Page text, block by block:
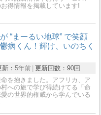
得情報を掲載しています!
“まーるい地球” で笑顔
病くん！輝け、いのちく
新： 5年前 更新回数： 90回
を抱きました。アフリカ、ア
村への旅で学び得続けてる「命
の世界的権威から学んでいる